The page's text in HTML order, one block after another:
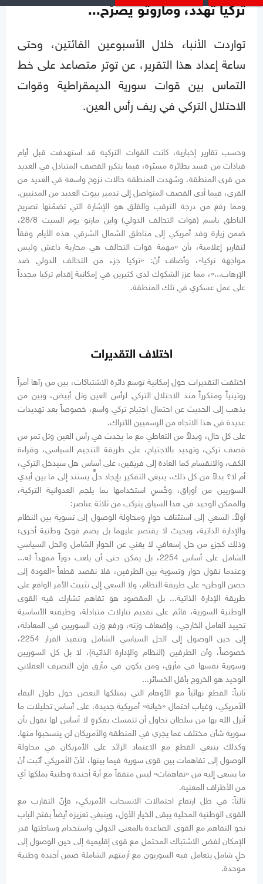
تركيا تهدد، وماروتو يصرّح...
تواردت الأنباء خلال الأسبوعين الفائتين، وحتى
ساعة إعداد هذا التقرير، عن توتر متصاعد على خط
التماس بين قوات سورية الديمقراطية وقوات
الاحتلال التركي في ريف رأس العين.
وحسب تقارير إخبارية، كانت القوات التركية قد استهدفت قبل أيام
قيادات من قسد بطائرة مسيّرة، فيما يتكرر القصف المتبادل في العديد
من قرى المنطقة، وشهدت المنطقة حالات نزوح واسعة في العديد من
القرى، فيما أدى القصف المتواصل إلى تدمير بيوت العديد من المدنيين.
ومما رفع من درجة الترقب والقلق هو الإشارة التي تضمّنها تصريح
الناطق باسم (قوات التحالف الدولي) واين مارتو يوم السبت 28/8،
ضمن زيارة وفد أمريكي إلى مناطق الشمال الشرقي هذه الأيام وفقاً
لتقارير إعلامية، بأن «مهمة قوات التحالف هي محاربة داعش وليس
مواجهة تركيا»، وأضاف أنّ: «تركيا جزء من التحالف الدولي ضد
الإرهاب...»، مما عزز الشكوك لدى كثيرين في إمكانية إقدام تركيا مجدداً
على عمل عسكري في تلك المنطقة.
اختلاف التقديرات
اختلفت التقديرات حول إمكانية توسع دائرة الاشتباكات، بين من رآها أمراً
روتينياً ومتكرراً منذ الاحتلال التركي لرأس العين وتل أبيض، وبين من
يذهب إلى الحديث عن احتمال اجتياح تركي واسع، خصوصاً بعد تهديدات
عديدة في هذا الاتجاه من الرسميين الأتراك.
على كل حال، وبدلاً من التعاطي مع ما يحدث في رأس العين وتل تمر من
قصف تركي، وتهديد بالاجتياح، على طريقة التنجيم السياسي، وقراءة
الكف، والانقسام كما العادة إلى فريقين، على أساس هل سيدخل التركي،
أم لا؟ بدلاً من كل ذلك، ينبغي التفكير بإيجاد حلٍّ يستند إلى ما بين أيدي
السوريين من أوراق، وحُسنِ استخدامها بما يلجم العدوانية التركية،
والممكن الوحيد في هذا السياق يتركب من ثلاثة عناصر:
أولاً: السعي إلى استئناف حوارٍ ومحاولة الوصول إلى تسوية بين النظام
والإدارة الذاتية، وبحيث لا يقتصر عليهما بل يضم قوىً وطنية أخرى؛
وذلك كجزءٍ من حل إسعافيٍ لا يغني عن الحوار الشامل والحل السياسي
الشامل على أساس 2254، بل يمكن حتى أن يلعب دوراً ممهداً له...
وعندما نقول حوار وتسوية بين الطرفين، فلا نقصد قطعاً «العودة إلى
حضن الوطن» على طريقة النظام، ولا السعي إلى تثبيت الأمر الواقع على
طريقة الإدارة الذاتية... بل المقصود هو تفاهم تشارك فيه القوى
الوطنية السورية، قائم على تقديم تنازلات متبادلة، وظيفته الأساسية
تحييد العامل الخارجي، وإضعاف وزنه، ورفع وزن السوريين في المعادلة،
إلى حين الوصول إلى الحل السياسي الشامل وتنفيذ القرار 2254،
خصوصاً، وأن الطرفين (النظام والإدارة الذاتية)، لا بل كل السوريين
وسورية نفسها في مأزق، ومن يكون في مأزق فإن التصرف العقلاني
الوحيد هو الخروج بأقل الخسائر...
ثانياً: القطع نهائياً مع الأوهام التي يمتلكها البعض حول طول البقاء
الأمريكي، وغياب احتمال «خيانة» أمريكية جديدة، على أساس تحليلات ما
أنزل الله بها من سلطان تحاول أن تتمسك بفكرةٍ لا أساس لها تقول بأن
سورية شأن مختلف عما يجري في المنطقة والأمريكان لن ينسحبوا منها.
وكذلك ينبغي القطع مع الاعتماد الزائد على الأمريكان في محاولة
الوصول إلى تفاهمات بين قوى سورية فيما بينها، لأنّ الأمريكي أثبت أنّ
ما يسعى إليه من «تفاهمات» ليس متفقاً مع أية أجندة وطنية يملكها أي
من الأطراف المعنية.
ثالثاً: في ظل ارتفاع احتمالات الانسحاب الأمريكي، فإنّ التقارب مع
القوى الوطنية المحلية يبقى الخيار الأول، وينبغي تعزيزه أيضاً بفتح الباب
نحو التفاهم مع القوى الصاعدة بالمعنى الدولي واستخدام وساطتها قدر
الإمكان لفض الاشتباك المحتمل مع قوى إقليمية إلى حين الوصول إلى
حلٍ شامل يتعامل فيه السوريون مع أزمتهم الشاملة ضمن أجندة وطنية
موحدة.